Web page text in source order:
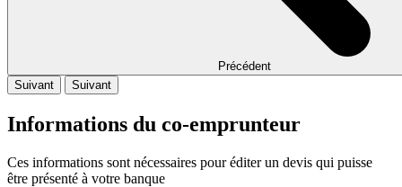
Précédent
Suivant
Suivant
Informations du co-emprunteur
Ces informations sont nécessaires pour éditer un devis qui puisse
être présenté à votre banque